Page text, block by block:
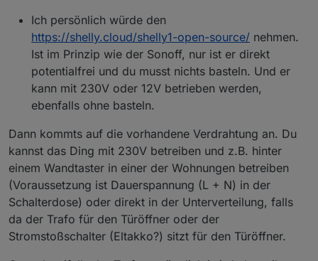
Ich persönlich würde den
https://shelly.cloud/shelly1-open-source/ nehmen.
Ist im Prinzip wie der Sonoff, nur ist er direkt
potentialfrei und du musst nichts basteln. Und er
kann mit 230V oder 12V betrieben werden,
ebenfalls ohne basteln.
Dann kommts auf die vorhandene Verdrahtung an. Du
kannst das Ding mit 230V betreiben und z.B. hinter
einem Wandtaster in einer der Wohnungen betreiben
(Voraussetzung ist Dauerspannung (L + N) in der
Schalterdose) oder direkt in der Unterverteilung, falls
da der Trafo für den Türöffner oder der
Stromstoßschalter (Eltakko?) sitzt für den Türöffner.